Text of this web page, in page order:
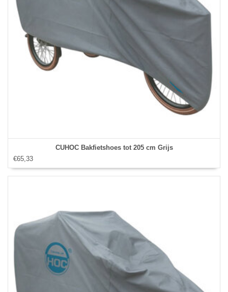
CUHOC Bakfietshoes tot 205 cm Grijs
€65,33